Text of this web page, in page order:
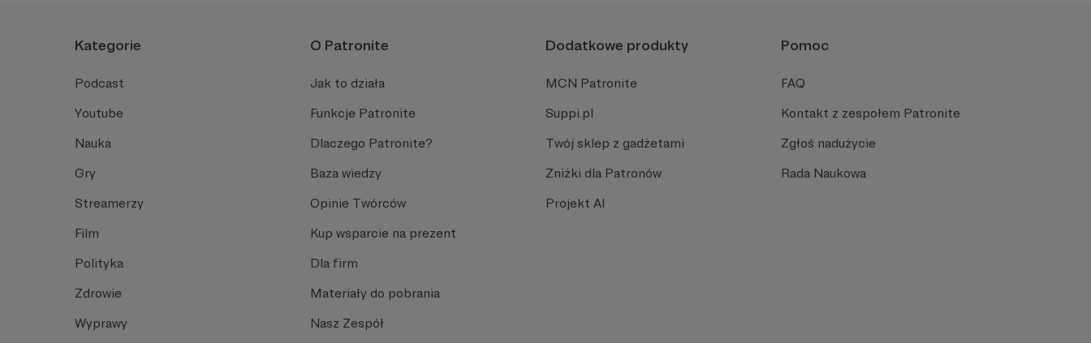
Kategorie
Podcast
Youtube
Nauka
Gry
Streamerzy
Film
Polityka
Zdrowie
Wyprawy
O Patronite
Jak to działa
Funkcje Patronite
Dlaczego Patronite?
Baza wiedzy
Opinie Twórców
Kup wsparcie na prezent
Dla firm
Materiały do pobrania
Nasz Zespół
Dodatkowe produkty
MCN Patronite
Suppi.pl
Twój sklep z gadżetami
Zniżki dla Patronów
Projekt AI
Pomoc
FAQ
Kontakt z zespołem Patronite
Zgłoś nadużycie
Rada Naukowa